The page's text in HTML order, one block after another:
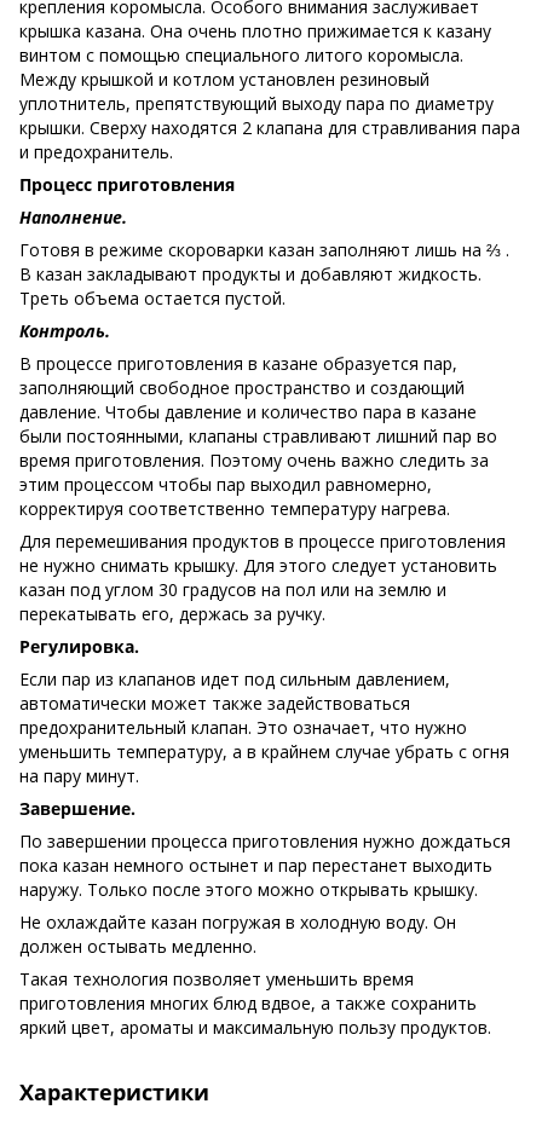
крепления коромысла. Особого внимания заслуживает
крышка казана. Она очень плотно прижимается к казану
винтом с помощью специального литого коромысла.
Между крышкой и котлом установлен резиновый
уплотнитель, препятствующий выходу пара по диаметру
крышки. Сверху находятся 2 клапана для стравливания пара
и предохранитель.
Процесс приготовления
Наполнение.
Готовя в режиме скороварки казан заполняют лишь на ⅔ .
В казан закладывают продукты и добавляют жидкость.
Треть объема остается пустой.
Контроль.
В процессе приготовления в казане образуется пар,
заполняющий свободное пространство и создающий
давление. Чтобы давление и количество пара в казане
были постоянными, клапаны стравливают лишний пар во
время приготовления. Поэтому очень важно следить за
этим процессом чтобы пар выходил равномерно,
корректируя соответственно температуру нагрева.
Для перемешивания продуктов в процессе приготовления
не нужно снимать крышку. Для этого следует установить
казан под углом 30 градусов на пол или на землю и
перекатывать его, держась за ручку.
Регулировка.
Если пар из клапанов идет под сильным давлением,
автоматически может также задействоваться
предохранительный клапан. Это означает, что нужно
уменьшить температуру, а в крайнем случае убрать с огня
на пару минут.
Завершение.
По завершении процесса приготовления нужно дождаться
пока казан немного остынет и пар перестанет выходить
наружу. Только после этого можно открывать крышку.
Не охлаждайте казан погружая в холодную воду. Он
должен остывать медленно.
Такая технология позволяет уменьшить время
приготовления многих блюд вдвое, а также сохранить
яркий цвет, ароматы и максимальную пользу продуктов.
Характеристики